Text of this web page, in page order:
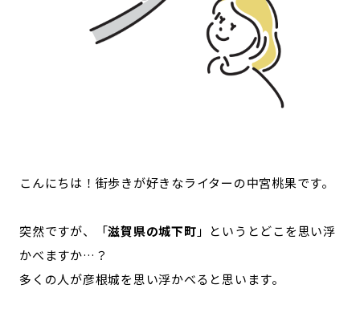
ニッポンの百選大全集
お問い合わせ 会社概要
こんにちは！街歩きが好きなライターの中宮桃果です。
突然ですが、「滋賀県の城下町 」というとどこを思い浮
かべますか…？
多くの人が彦根城を思い浮かべると思います。